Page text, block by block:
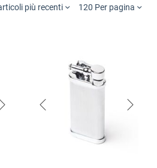
più recenti 120 Per pagina